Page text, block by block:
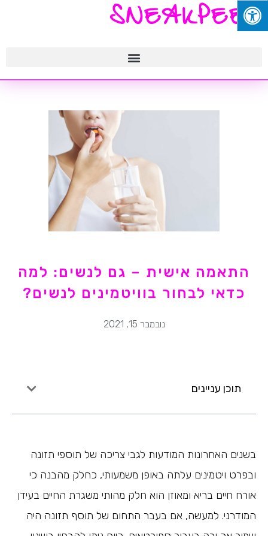
SNEAKPEEK
התאמה אישית – גם לנשים: למה
כדאי לבחור בוויטמינים לנשים?
נובמבר 15, 2021
תוכן עניינים
בשנים האחרונות המודעות לגבי צריכה של תוספי תזונה
ובפרט ויטמינים עלתה באופן משמעותי, כחלק מהבנה כי
אורח חיים בריא ומאוזן הוא חלק מהותי משגרת החיים בעידן
המודרני. למעשה, אם בעבר התחום של תוסף תזונה היה